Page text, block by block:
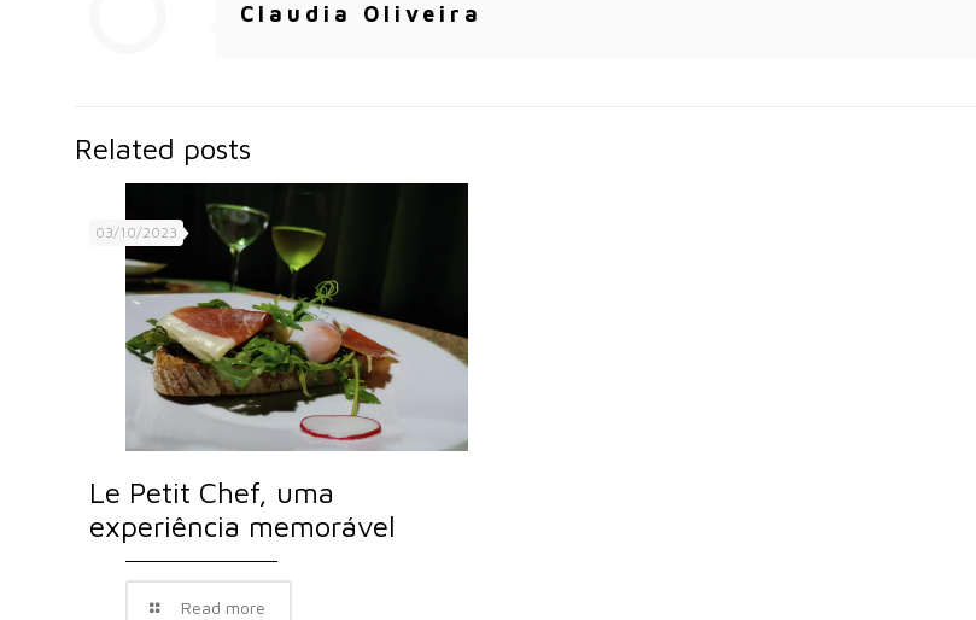
Claudia Oliveira
Related posts
03/10/2023
Le Petit Chef, uma
experiência memorável
Read more